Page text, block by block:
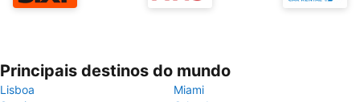
Principais destinos do mundo
Lisboa
Miami